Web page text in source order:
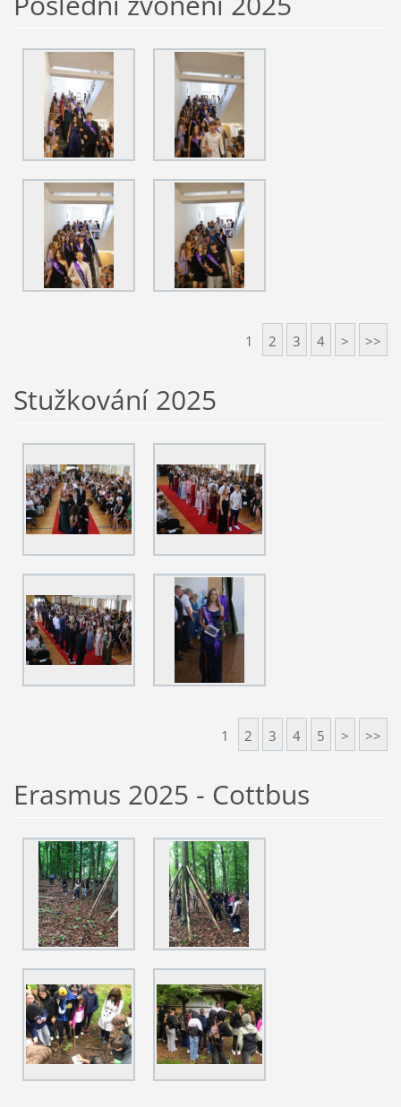
1 2 3 4 > >>
Stužkování 2025
1 2 3 4 5 > >>
Erasmus 2025 - Cottbus